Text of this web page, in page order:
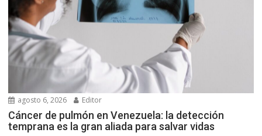
agosto 6, 2026 Editor
Cáncer de pulmón en Venezuela: la detección
temprana es la gran aliada para salvar vidas